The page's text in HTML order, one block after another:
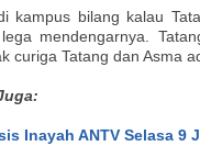
kampus bilang kalau
mendengarnya.
curiga Tatang dan Asma
Inayah ANTV Selasa 9